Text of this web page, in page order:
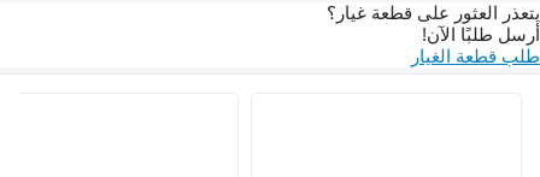
يتعذر العثور على قطعة غيار؟
أرسل طلبًا الآن!
طلب قطعة الغيار